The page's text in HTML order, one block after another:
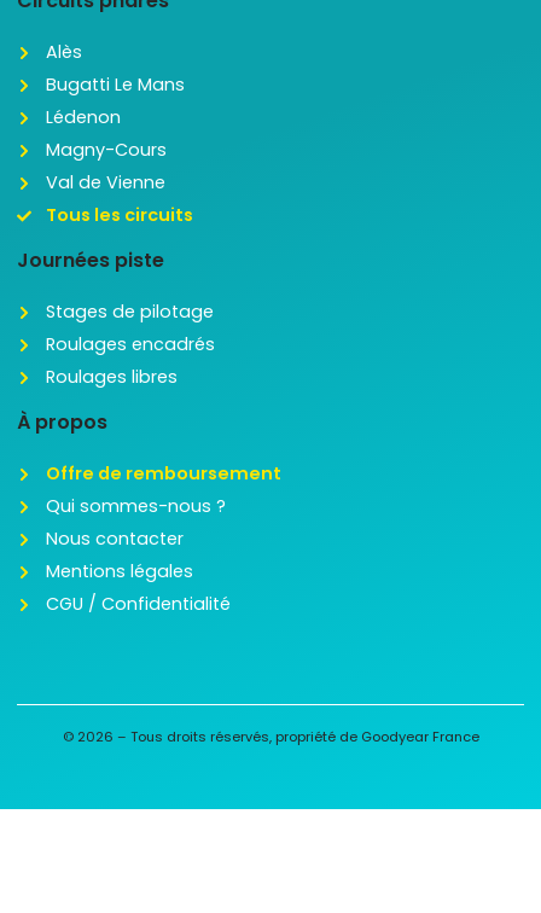
Alès
Bugatti Le Mans
Lédenon
Magny-Cours
Val de Vienne
Tous les circuits
Journées piste
Stages de pilotage
Roulages encadrés
Roulages libres
À propos
Offre de remboursement
Qui sommes-nous ?
Nous contacter
Mentions légales
CGU / Confidentialité
© 2026 – Tous droits réservés, propriété de Goodyear France